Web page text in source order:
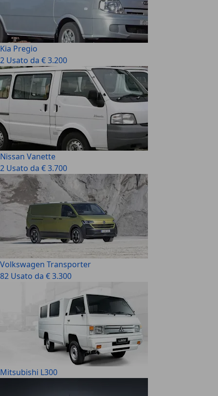
Kia Pregio
2 Usato da € 3.200
Nissan Vanette
2 Usato da € 3.700
Volkswagen Transporter
82 Usato da € 3.300
Mitsubishi L300